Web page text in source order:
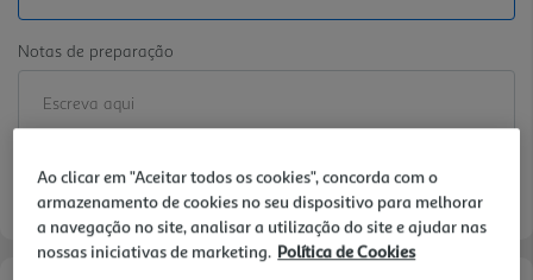
Notas de preparação
Ao clicar em "Aceitar todos os cookies", concorda com o
armazenamento de cookies no seu dispositivo para melhorar
a navegação no site, analisar a utilização do site e ajudar nas
nossas iniciativas de marketing. Política de Cookies